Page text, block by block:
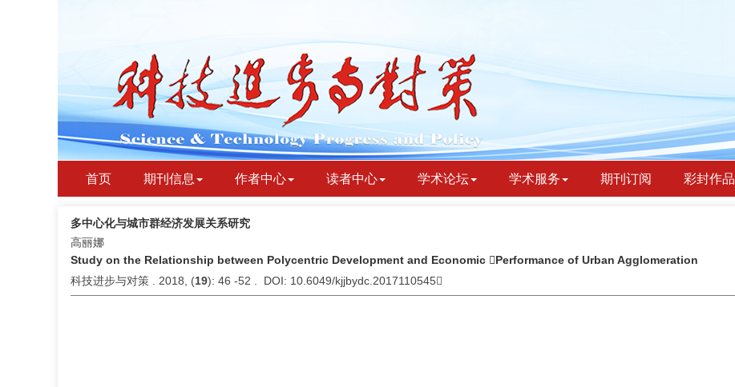
首页 期刊信息 作者中心 读者中心 学术论坛 学术服务 期刊订阅 彩封作品
多中心化与城市群经济发展关系研究
高丽娜
Study on the Relationship between Polycentric Development and Economic Performance of Urban Agglomeration
科技进步与对策 . 2018, (19): 46 -52 . DOI: 10.6049/kjjbydc.2017110545